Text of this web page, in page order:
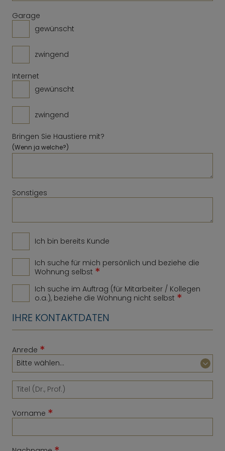
Garage
gewünscht
zwingend
Internet
gewünscht
zwingend
Bringen Sie Haustiere mit?
(Wenn ja welche?)
Sonstiges
Ich bin bereits Kunde
Ich suche für mich persönlich und beziehe die
Wohnung selbst *
Ich suche im Auftrag (für Mitarbeiter / Kollegen
o.a.), beziehe die Wohnung nicht selbst *
IHRE KONTAKTDATEN
Anrede *
Vorname *